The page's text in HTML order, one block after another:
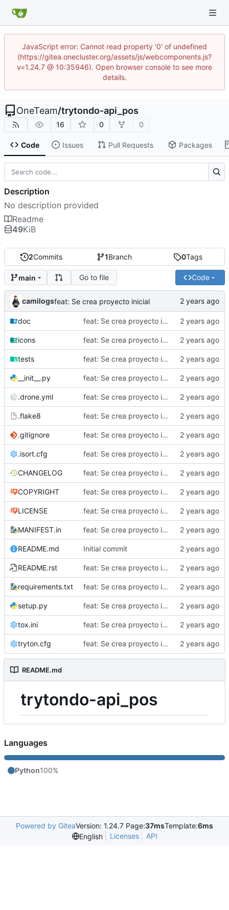
JavaScript error: Cannot read property '0' of undefined
(https://gitea.onecluster.org/assets/js/webcomponents.js?
v=1.24.7 @ 10:35946). Open browser console to see more
details.
OneTeam/trytondo-api_pos
16 0 0
Code Issues Pull Requests Packages
2Commits 1Branch 0Tags
main Go to file Code
camilogsfeat: Se crea proyecto inicial
doc feat: Se crea proyecto inicial
icons feat: Se crea proyecto inicial
tests feat: Se crea proyecto inicial
__init__.py feat: Se crea proyecto inicial
.drone.yml feat: Se crea proyecto inicial
.flake8 feat: Se crea proyecto inicial
.gitignore feat: Se crea proyecto inicial
.isort.cfg feat: Se crea proyecto inicial
CHANGELOG feat: Se crea proyecto inicial
COPYRIGHT feat: Se crea proyecto inicial
LICENSE feat: Se crea proyecto inicial
MANIFEST.in feat: Se crea proyecto inicial
README.md Initial commit
README.rst feat: Se crea proyecto inicial
requirements.txt feat: Se crea proyecto inicial
setup.py feat: Se crea proyecto inicial
tox.ini feat: Se crea proyecto inicial
tryton.cfg feat: Se crea proyecto inicial
README.md
trytondo-api_pos
Description
No description provided
Readme
49KiB
Languages
Python100%
Powered by GiteaVersion: 1.24.7 Page:37msTemplate:6ms
English
Licenses API